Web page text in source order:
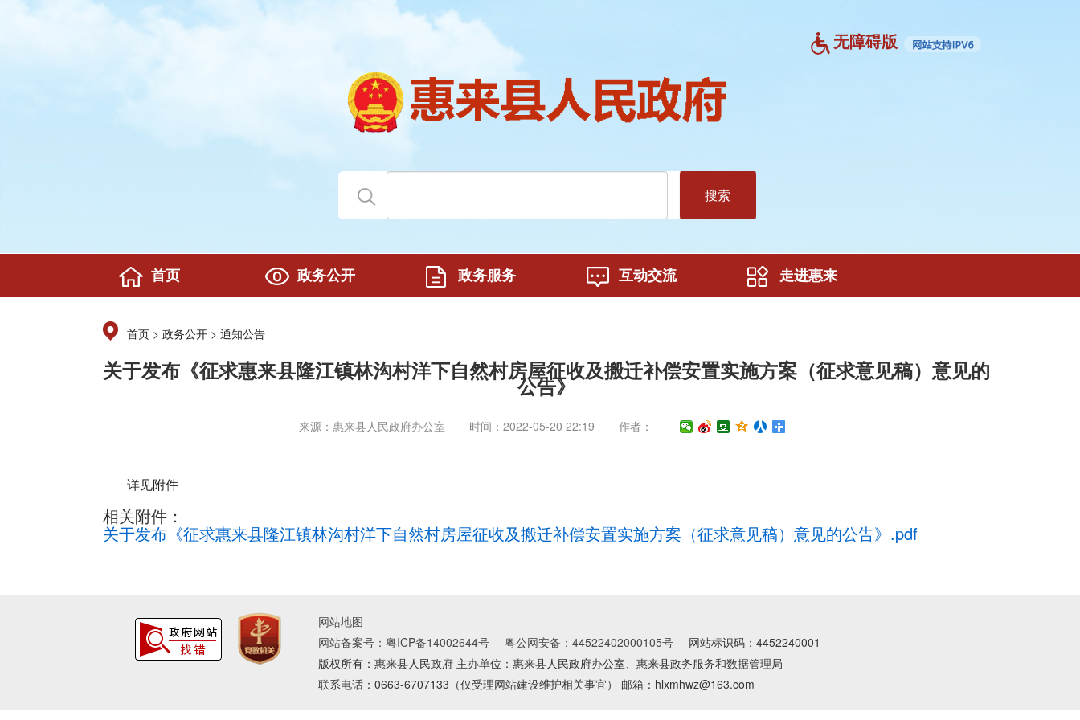
无障碍版
搜索
首页 政务公开 政务服务 互动交流 走进惠来
首页 >政务公开 >通知公告
关于发布《征求惠来县隆江镇林沟村洋下自然村房屋征收及搬迁补偿安置实施方案（征求意见稿）意见的
公告》
来源：惠来县人民政府办公室 时间：2022-05-20 22:19 作者：
详见附件
相关附件：
关于发布《征求惠来县隆江镇林沟村洋下自然村房屋征收及搬迁补偿安置实施方案（征求意见稿）意见的公告》.pdf
网站地图
网站备案号：粤ICP备14002644号
粤公网安备：44522402000105号
网站标识码：4452240001
版权所有：惠来县人民政府 主办单位：惠来县人民政府办公室、惠来县政务服务和数据管理局
联系电话：0663-6707133（仅受理网站建设维护相关事宜） 邮箱：hlxmhwz@163.com